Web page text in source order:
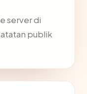
server di
publik